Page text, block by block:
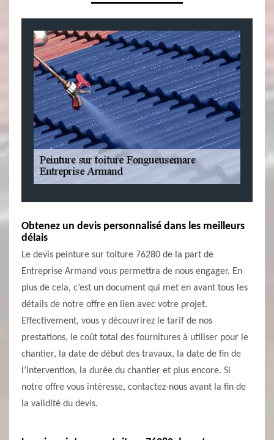
Obtenez un devis personnalisé dans les meilleurs
délais
Le devis peinture sur toiture 76280 de la part de
Entreprise Armand vous permettra de nous engager. En
plus de cela, c’est un document qui met en avant tous les
détails de notre offre en lien avec votre projet.
Effectivement, vous y découvrirez le tarif de nos
prestations, le coût total des fournitures à utiliser pour le
chantier, la date de début des travaux, la date de fin de
l’intervention, la durée du chantier et plus encore. Si
notre offre vous intéresse, contactez-nous avant la fin de
la validité du devis.